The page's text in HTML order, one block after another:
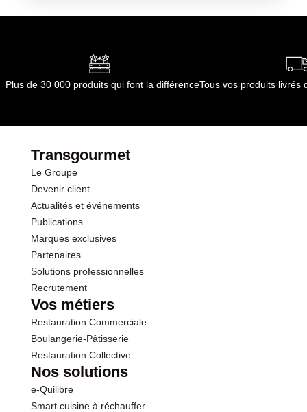
Plus de 30 000 produits qui font la différenceTous vos produits livrés
Transgourmet
Le Groupe
Devenir client
Actualités et événements
Publications
Marques exclusives
Partenaires
Solutions professionnelles
Recrutement
Vos métiers
Restauration Commerciale
Boulangerie-Pâtisserie
Restauration Collective
Nos solutions
e-Quilibre
Smart cuisine à réchauffer